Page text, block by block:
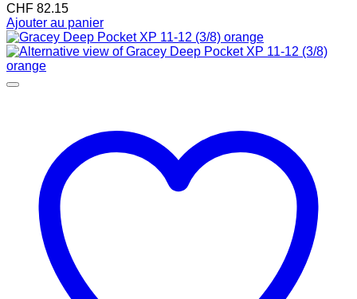
CHF 82.15
Ajouter au panier